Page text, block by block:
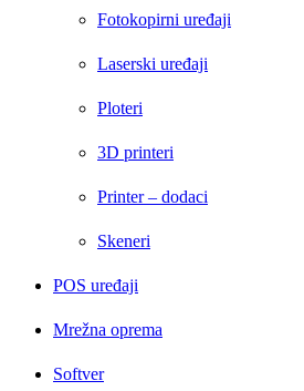
Fotokopirni uređaji
Laserski uređaji
Ploteri
3D printeri
Printer – dodaci
Skeneri
POS uređaji
Mrežna oprema
Softver